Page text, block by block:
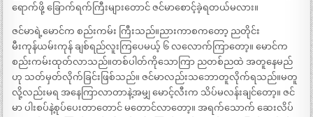
ရောက်ဖို့ ခြောက်ရက်ကြီးများတောင် ဇင်မာစောင့်ခဲ့ရတယ်မလား။
ဇင်မာရဲ့မောင်က စည်းကမ်း ကြီးသည်။ညားကာစကတော့ ညတိုင်း
မီးကုန်ယမ်းကုန် ချစ်ရည်လူးကြပေမယ့် ၆ လလောက်ကြာတော့။ မောင်က
စည်းကမ်းထုတ်လာသည်။တစ်ပါတ်ကိုသောကြာ ညတစ်ညထဲ အတူနေမည်
ဟု သတ်မှတ်လိုက်ခြင်းဖြစ်သည်။ ဇင်မာလည်းသဘောတူလိုက်ရသည်။မတူ
လို့လည်းမရ အနေကြာလာတာနဲ့အမျှ မောင့်လီးက သိပ်မလန်းချင်တော့။ ဇင်
မာ ပါးစပ်နဲ့စုပ်ပေးတာတောင် မတောင်လာတော့။ အရက်သောက် ဆေးလိပ်